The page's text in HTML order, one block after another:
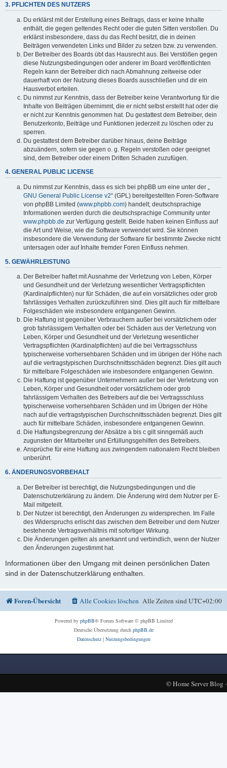
3. PFLICHTEN DES NUTZERS
Du erklärst mit der Erstellung eines Beitrags, dass er keine Inhalte
enthält, die gegen geltendes Recht oder die guten Sitten verstoßen. Du
erklärst insbesondere, dass du das Recht besitzt, die in deinen
Beiträgen verwendeten Links und Bilder zu setzen bzw. zu verwenden.
Der Betreiber des Boards übt das Hausrecht aus. Bei Verstößen gegen
diese Nutzungsbedingungen oder anderer im Board veröffentlichten
Regeln kann der Betreiber dich nach Abmahnung zeitweise oder
dauerhaft von der Nutzung dieses Boards ausschließen und dir ein
Hausverbot erteilen.
Du nimmst zur Kenntnis, dass der Betreiber keine Verantwortung für die
Inhalte von Beiträgen übernimmt, die er nicht selbst erstellt hat oder die
er nicht zur Kenntnis genommen hat. Du gestattest dem Betreiber, dein
Benutzerkonto, Beiträge und Funktionen jederzeit zu löschen oder zu
sperren.
Du gestattest dem Betreiber darüber hinaus, deine Beiträge
abzuändern, sofern sie gegen o. g. Regeln verstoßen oder geeignet
sind, dem Betreiber oder einem Dritten Schaden zuzufügen.
4. GENERAL PUBLIC LICENSE
Du nimmst zur Kenntnis, dass es sich bei phpBB um eine unter der „
GNU General Public License v2“ (GPL) bereitgestellten Foren-Software
von phpBB Limited (www.phpbb.com) handelt; deutschsprachige
Informationen werden durch die deutschsprachige Community unter
www.phpbb.de zur Verfügung gestellt. Beide haben keinen Einfluss auf
die Art und Weise, wie die Software verwendet wird. Sie können
insbesondere die Verwendung der Software für bestimmte Zwecke nicht
untersagen oder auf Inhalte fremder Foren Einfluss nehmen.
5. GEWÄHRLEISTUNG
Der Betreiber haftet mit Ausnahme der Verletzung von Leben, Körper
und Gesundheit und der Verletzung wesentlicher Vertragspflichten
(Kardinalpflichten) nur für Schäden, die auf ein vorsätzliches oder grob
fahrlässiges Verhalten zurückzuführen sind. Dies gilt auch für mittelbare
Folgeschäden wie insbesondere entgangenen Gewinn.
Die Haftung ist gegenüber Verbrauchern außer bei vorsätzlichem oder
grob fahrlässigem Verhalten oder bei Schäden aus der Verletzung von
Leben, Körper und Gesundheit und der Verletzung wesentlicher
Vertragspflichten (Kardinalpflichten) auf die bei Vertragsschluss
typischerweise vorhersehbaren Schäden und im übrigen der Höhe nach
auf die vertragstypischen Durchschnittsschäden begrenzt. Dies gilt auch
für mittelbare Folgeschäden wie insbesondere entgangenen Gewinn.
Die Haftung ist gegenüber Unternehmern außer bei der Verletzung von
Leben, Körper und Gesundheit oder vorsätzlichem oder grob
fahrlässigem Verhalten des Betreibers auf die bei Vertragsschluss
typischerweise vorhersehbaren Schäden und im Übrigen der Höhe
nach auf die vertragstypischen Durchschnittsschäden begrenzt. Dies gilt
auch für mittelbare Schäden, insbesondere entgangenen Gewinn.
Die Haftungsbegrenzung der Absätze a bis c gilt sinngemäß auch
zugunsten der Mitarbeiter und Erfüllungsgehilfen des Betreibers.
Ansprüche für eine Haftung aus zwingendem nationalem Recht bleiben
unberührt.
6. ÄNDERUNGSVORBEHALT
Der Betreiber ist berechtigt, die Nutzungsbedingungen und die
Datenschutzerklärung zu ändern. Die Änderung wird dem Nutzer per E-
Mail mitgeteilt.
Der Nutzer ist berechtigt, den Änderungen zu widersprechen. Im Falle
des Widerspruchs erlischt das zwischen dem Betreiber und dem Nutzer
bestehende Vertragsverhältnis mit sofortiger Wirkung.
Die Änderungen gelten als anerkannt und verbindlich, wenn der Nutzer
den Änderungen zugestimmt hat.
Informationen über den Umgang mit deinen persönlichen Daten
sind in der Datenschutzerklärung enthalten.
Foren-Übersicht Alle Zeiten sindUTC+02:00
Alle Cookies löschen
Powered by phpBB® Forum Software © phpBB Limited
Deutsche Übersetzung durch phpBB.de
Datenschutz| Nutzungsbedingungen
©Home Server Blog